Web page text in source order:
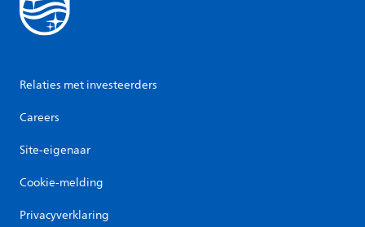
Relaties met investeerders
Careers
Site-eigenaar
Cookie-melding
Privacyverklaring